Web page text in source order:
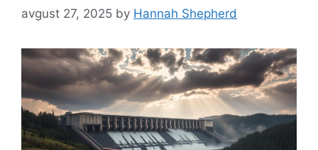
avgust 27, 2025 by Hannah Shepherd